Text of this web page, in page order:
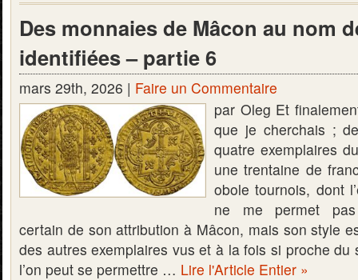
Des monnaies de Mâcon au nom
identifiées – partie 6
mars 29th, 2026 | Faire un Commentaire
par Oleg Et
que je cherchais ;
quatre exemplaires
une trentaine de
obole tournois, dont
ne me permet pas
certain de son attribution à Mâcon, mais son style
des autres exemplaires vus et à la fois si proche du
l’on peut se permettre … Lire l'Article Entier »